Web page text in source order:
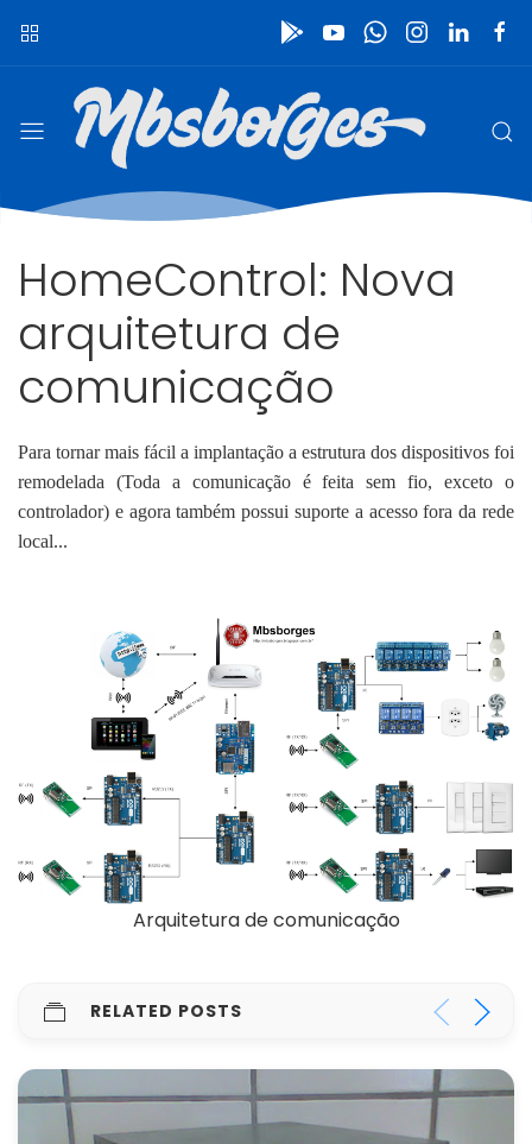
HomeControl: Nova
arquitetura de
comunicação
Para tornar mais fácil a implantação a estrutura dos dispositivos foi
remodelada (Toda a comunicação é feita sem fio, exceto o
controlador) e agora também possui suporte a acesso fora da rede
local...
Arquitetura de comunicação
RELATED POSTS